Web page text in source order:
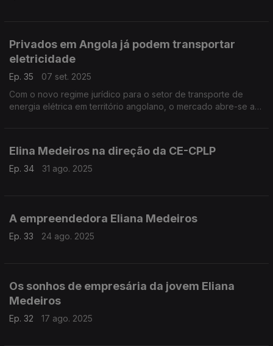
Privados em Angola já podem transportar
eletricidade
Ep. 35
07 set. 2025
Com o novo regime jurídico para o setor de transporte de
energia elétrica em território angolano, o mercado abre-se ao
Elina Medeiros na direção da CE-CPLP
Ep. 34 31 ago. 2025
A empreendedora Eliana Medeiros
Ep. 33 24 ago. 2025
Os sonhos de empresária da jovem Eliana
Medeiros
Ep. 32 17 ago. 2025